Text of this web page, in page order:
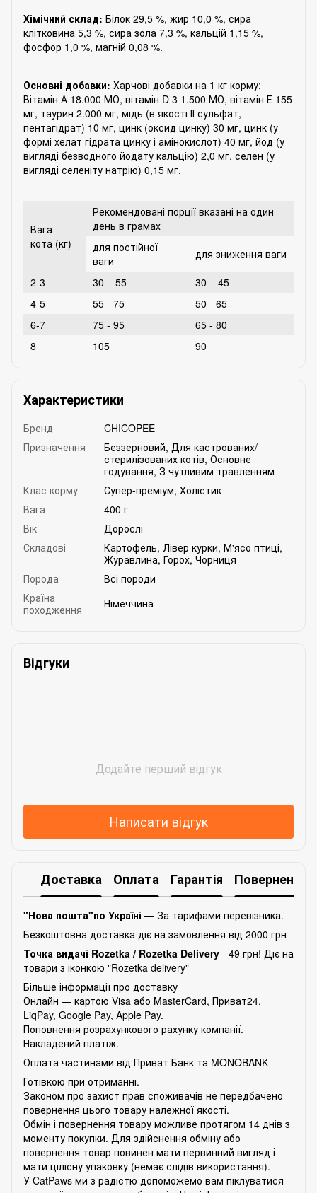
Хімічний склад: Білок 29,5 %, жир 10,0 %, сира
клітковина 5,3 %, сира зола 7,3 %, кальцій 1,15 %,
фосфор 1,0 %, магній 0,08 %.
Основні добавки: Харчові добавки на 1 кг корму:
Вітамін А 18.000 МО, вітамін D 3 1.500 МО, вітамін Е 155
мг, таурин 2.000 мг, мідь (в якості ІІ сульфат,
пентагідрат) 10 мг, цинк (оксид цинку) 30 мг, цинк (у
формі хелат гідрата цинку і амінокислот) 40 мг, йод (у
вигляді безводного йодату кальцію) 2,0 мг, селен (у
вигляді селеніту натрію) 0,15 мг.
Вага
кота (кг)
Рекомендовані порції вказані на один
день в грамах
для постійної
ваги
для зниження ваги
2-3
30 – 55
30 – 45
4-5
55 - 75
50 - 65
6-7
75 - 95
65 - 80
8
105 90
Характеристики
Бренд
CHICOPEE
Призначення
Беззерновий, Для кастрованих/
стерилізованих котів, Основне
годування, З чутливим травленням
Клас корму
Супер-преміум, Холістик
Вага
400 г
Вік
Дорослі
Складові
Картофель, Лівер курки, М'ясо птиці,
Журавлина, Горох, Чорниця
Порода
Всі породи
Країна
походження
Німеччина
Відгуки
Додайте перший відгук
Написати відгук
Доставка Оплата Гарантія Повернення
"Нова пошта"по Україні — За тарифами перевізника.
Безкоштовна доставка діє на замовлення від 2000 грн
Точка видачі Rozetka / Rozetka Delivery - 49 грн! Діє на
товари з іконкою "Rozetka delivery"
Більше інформації про доставку
Онлайн — картою Visa або MasterCard, Приват24,
LiqPay, Google Pay, Apple Pay.
Поповнення розрахункового рахунку компанії.
Накладений платіж.
Оплата частинами від Приват Банк та MONOBANK
Готівкою при отриманні.
Законом про захист прав споживачів не передбачено
повернення цього товару належної якості.
Обмін і повернення товару можливе протягом 14 днів з
моменту покупки. Для здійснення обміну або
повернення товар повинен мати первинний вигляд і
мати цілісну упаковку (немає слідів використання).
У CatPaws ми з радістю допоможемо вам піклуватися